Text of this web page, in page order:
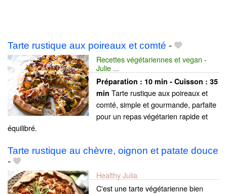
Tarte rustique aux poireaux et comté -
Recettes végétariennes et vegan -
Julie ...
Préparation : 10 min - Cuisson : 35
min Tarte rustique aux poireaux et
comté, simple et gourmande, parfaite
pour un repas végétarien rapide et
équilibré.
Tarte rustique au chèvre, oignon et patate douce
-
Healthy Julia
C'est une tarte végétarienne bien